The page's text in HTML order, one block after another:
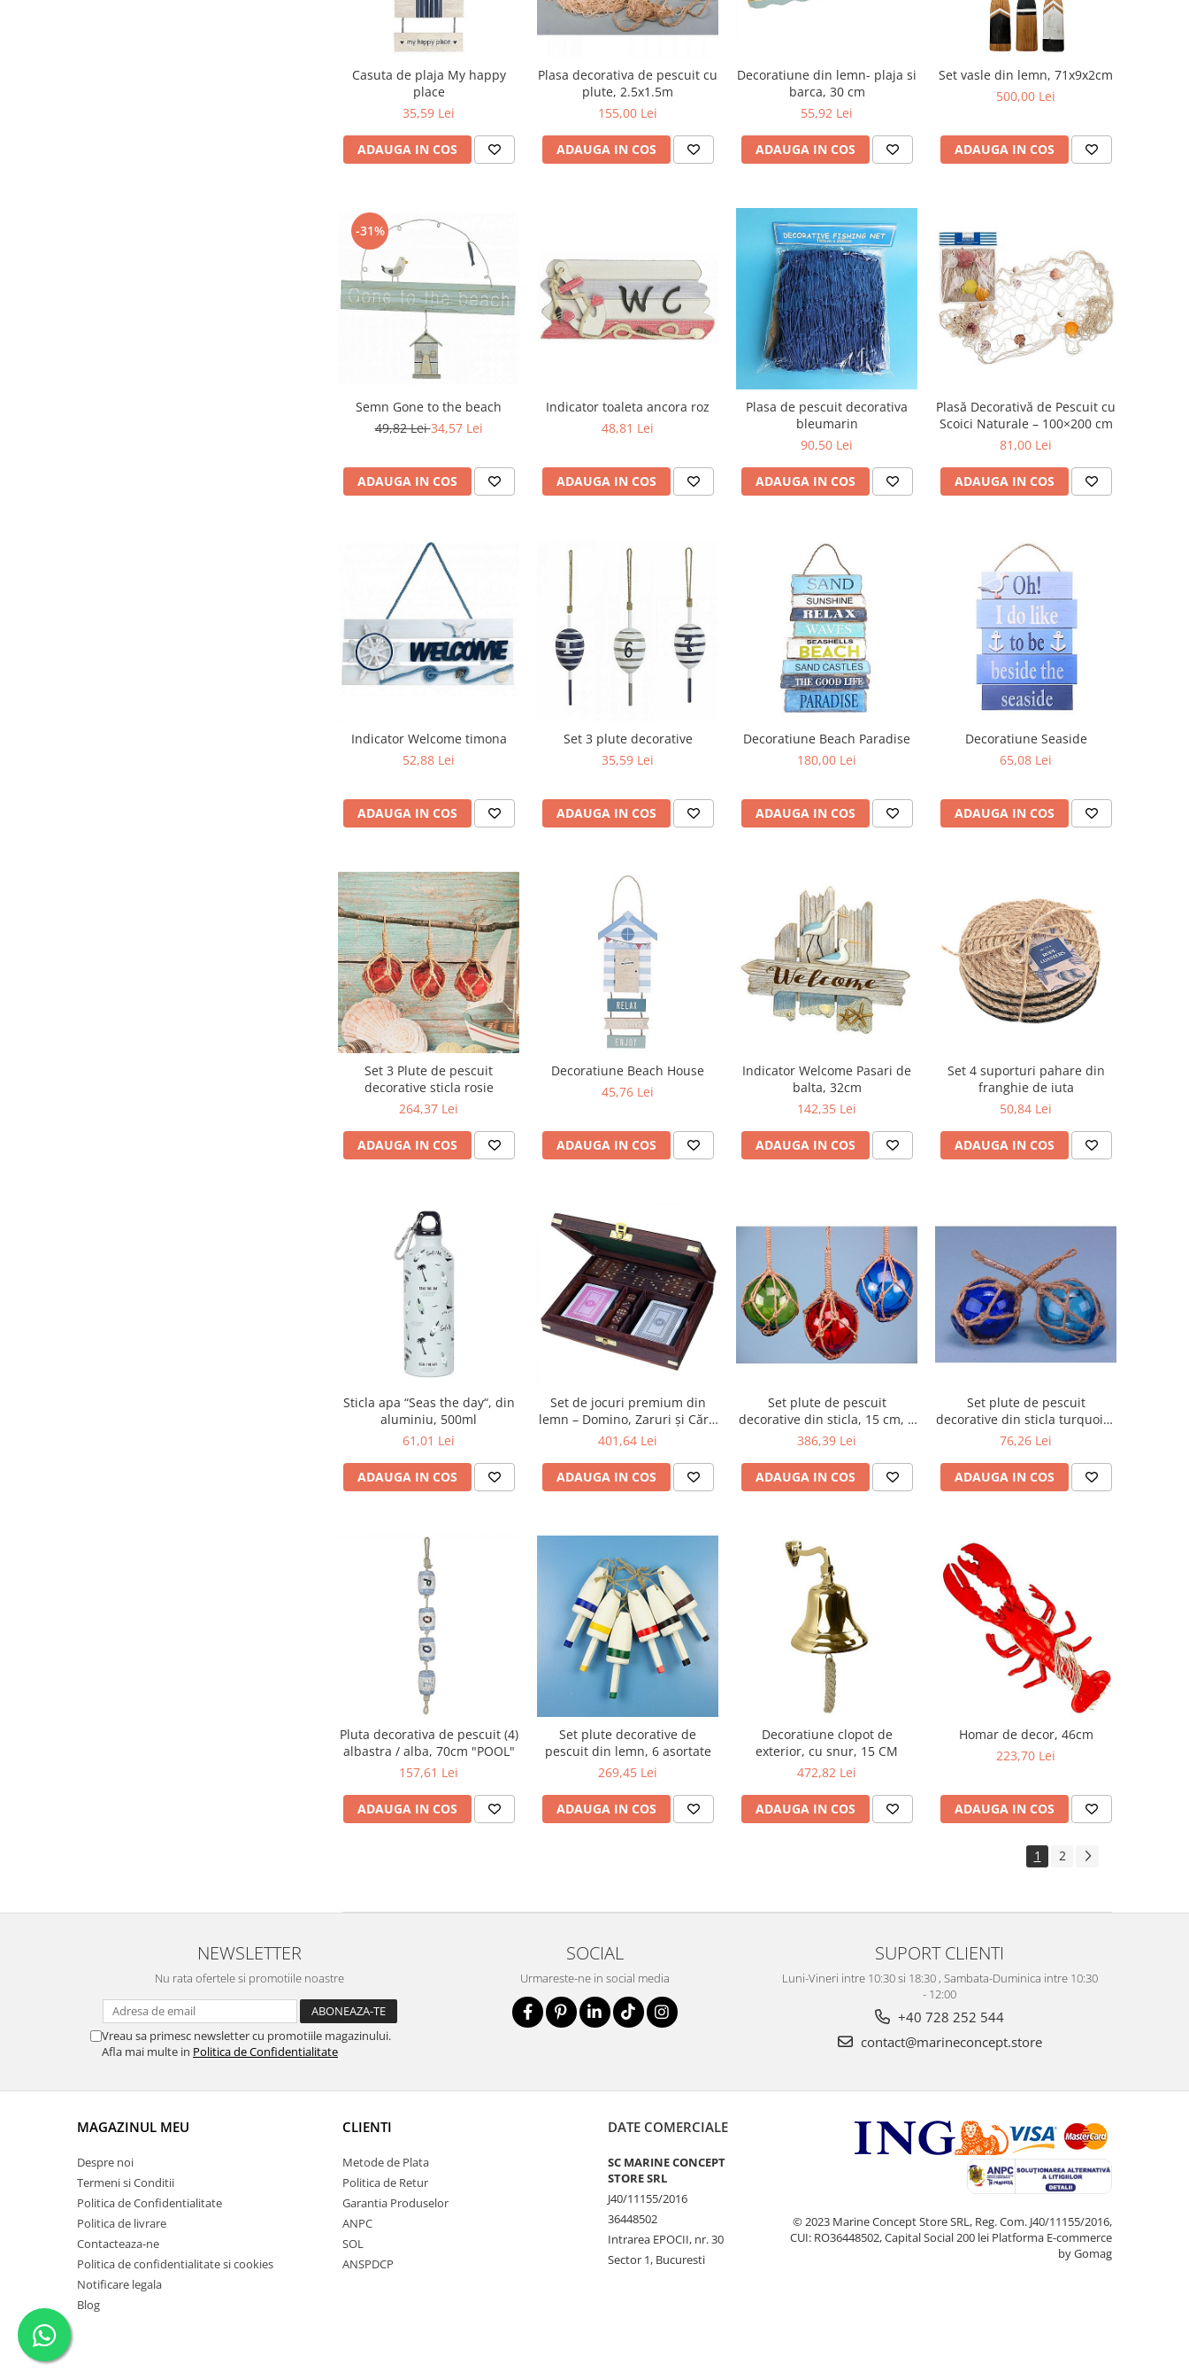
Casuta de plaja My happy
place
35,59 Lei
ADAUGA IN COS
Plasa decorativa de pescuit cu
plute, 2.5x1.5m
155,00 Lei
ADAUGA IN COS
Decoratiune din lemn- plaja si
barca, 30 cm
55,92 Lei
ADAUGA IN COS
Set vasle din lemn, 71x9x2cm
500,00 Lei
ADAUGA IN COS
-31%
Semn Gone to the beach
49,82 Lei34,57 Lei
ADAUGA IN COS
Indicator toaleta ancora roz
48,81 Lei
ADAUGA IN COS
Plasa de pescuit decorativa
bleumarin
90,50 Lei
ADAUGA IN COS
Plasă Decorativă de Pescuit cu
Scoici Naturale – 100×200 cm
81,00 Lei
ADAUGA IN COS
Indicator Welcome timona
52,88 Lei
ADAUGA IN COS
Set 3 plute decorative
35,59 Lei
ADAUGA IN COS
Decoratiune Beach Paradise
180,00 Lei
ADAUGA IN COS
Decoratiune Seaside
65,08 Lei
ADAUGA IN COS
Set 3 Plute de pescuit
decorative sticla rosie
264,37 Lei
ADAUGA IN COS
Decoratiune Beach House
45,76 Lei
ADAUGA IN COS
Indicator Welcome Pasari de
balta, 32cm
142,35 Lei
ADAUGA IN COS
Set 4 suporturi pahare din
franghie de iuta
50,84 Lei
ADAUGA IN COS
Sticla apa “Seas the day“, din
aluminiu, 500ml
61,01 Lei
ADAUGA IN COS
Set de jocuri premium din
lemn – Domino, Zaruri și Cărți
de Joc, în cutie Sheesham cu
cm)
401,64 Lei
ADAUGA IN COS
Set plute de pescuit
decorative din sticla, 15 cm, 3
asortate
386,39 Lei
ADAUGA IN COS
Set plute de pescuit
decorative din sticla turquoise
si albastru, 5cm, 2 asortate
76,26 Lei
ADAUGA IN COS
Pluta decorativa de pescuit (4)
albastra / alba, 70cm "POOL"
157,61 Lei
ADAUGA IN COS
Set plute decorative de
pescuit din lemn, 6 asortate
269,45 Lei
ADAUGA IN COS
Decoratiune clopot de
exterior, cu snur, 15 CM
472,82 Lei
ADAUGA IN COS
Homar de decor, 46cm
223,70 Lei
ADAUGA IN COS
1 2
NEWSLETTER
Nu rata ofertele si promotiile noastre
Vreau sa primesc newsletter cu promotiile magazinului.
Afla mai multe in Politica de Confidentialitate
SOCIAL
Urmareste-ne in social media
SUPORT CLIENTI
Luni-Vineri intre 10:30 si 18:30 , Sambata-Duminica intre 10:30
- 12:00
+40 728 252 544
contact@marineconcept.store
MAGAZINUL MEU
Despre noi
Termeni si Conditii
Politica de Confidentialitate
Politica de livrare
Contacteaza-ne
Politica de confidentialitate si cookies
Notificare legala
Blog
CLIENTI
Metode de Plata
Politica de Retur
Garantia Produselor
ANPC
SOL
ANSPDCP
DATE COMERCIALE
SC MARINE CONCEPT
STORE SRL
J40/11155/2016
36448502
Intrarea EPOCII, nr. 30
Sector 1, Bucuresti
© 2023 Marine Concept Store SRL, Reg. Com. J40/11155/2016,
CUI: RO36448502, Capital Social 200 lei Platforma E-commerce
by Gomag